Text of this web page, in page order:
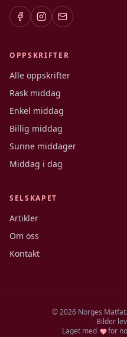
OPPSKRIFTER
Alle oppskrifter
Rask middag
Enkel middag
Billig middag
Sunne middager
Middag i dag
SELSKAPET
Artikler
Om oss
Kontakt
©2026Norges
Bilder
Laget med
for